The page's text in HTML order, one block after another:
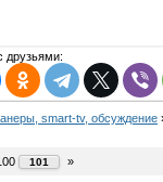
друзьями:
smart-tv, обсуждение
101 »